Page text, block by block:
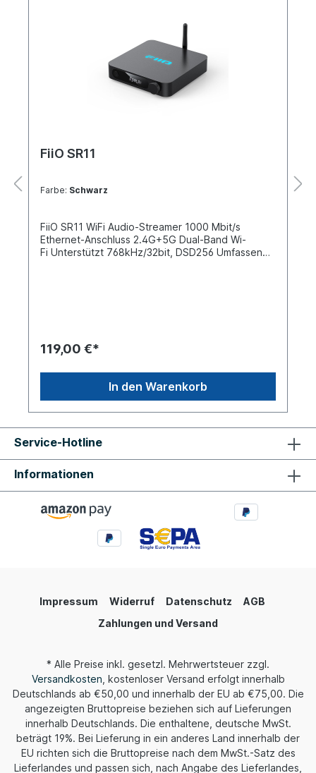
FiiO SR11
Farbe: Schwarz
FiiO SR11 WiFi Audio-Streamer 1000 Mbit/s
Ethernet-Anschluss 2.4G+5G Dual-Band Wi-
Fi Unterstützt 768kHz/32bit, DSD256 Umfassende
Musikempfänger, auch bekannt als Streamer, der
Digital Analog Wandler wie dem FiiO K11 oder
einem HiFi-System können Sie damit ganz einfach
Audio-Streams mit hoher Bitrate
genießen. AirPlay-Streaming-Protokoll Verbinden
oder Mac mini und streamen Sie über AirPlay zum
SR11 für ein reibungsloses und bequemes
Hörerlebnis. Genießen Sie zukünftig auch Roon
Ready Streaming Mit Roon können Sie sowohl
Online- als auch lokale Musikbibliotheken bequem
verwalten, indem Sie die schnelle Wiedergabe
von lokaler Musik von einem NAS oder anderen
können Sie mit Roon verschiedene Geräte
steuern, um unterschiedliche oder dieselbe Musik
abzuspielen - für ein vollständig integriertes und
bequemes Streaming-Erlebnis. An der Roon
Roon läuft bis dahin im Testbetrieb, jedoch ohne
Einschränkung der Funktionen, der SR11 wird
aber bis dahin unterRoon nicht als SR11
angezeigt. FIIO wird später offiziell bekannt
geben, wenn die Funktionalität fertig
ist. Umfassende digitale Ausgänge Die optischen,
koaxialen, USB-Typ-A- und USB-Typ-C-
Digitalausgänge sorgen dafür, dass Sie das Gerät
Ihrer Wahl für Musikstreaming in Echtzeit
119,00 €*
In den Warenkorb
Service-Hotline
Informationen
Impressum Widerruf Datenschutz
AGB
Zahlungen und Versand
* Alle Preise inkl. gesetzl. Mehrwertsteuer zzgl.
Versandkosten , kostenloser Versand erfolgt innerhalb
Deutschlands ab €50,00 und innerhalb der EU ab €75,00. Die
angezeigten Bruttopreise beziehen sich auf Lieferungen
innerhalb Deutschlands. Die enthaltene, deutsche MwSt.
beträgt 19%. Bei Lieferung in ein anderes Land innerhalb der
EU richten sich die Bruttopreise nach dem MwSt.-Satz des
Lieferlandes und passen sich, nach Angabe des Lieferlandes,